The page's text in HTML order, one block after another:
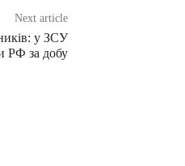
Next article
у ЗСУ
РФ за добу